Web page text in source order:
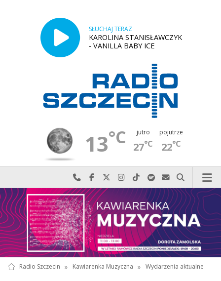
SŁUCHAJ TERAZ
KAROLINA STANISŁAWCZYK
- VANILLA BABY ICE
13°C jutro
27°C
pojutrze
22°C
Najlepiej po prostu do nas zadzwoń
Odwiedź nas na Facebook-u
Odwiedź nas na X
Odwiedź nas na Instagram-ie
Odwiedź nas na TikTok-u
Szukaj nas na Spotify
Wyślij do nas
Szukaj
Radio Szczecin » Kawiarenka Muzyczna » Wydarzenia aktualne